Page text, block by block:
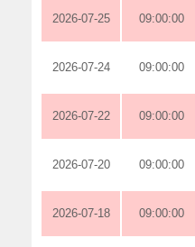
2026-07-25 09:00:00
2026-07-24 09:00:00
2026-07-22 09:00:00
2026-07-20 09:00:00
2026-07-18 09:00:00